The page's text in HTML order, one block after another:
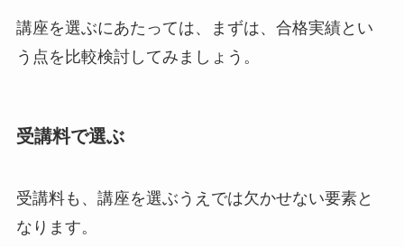
講座を選ぶにあたっては、まずは、合格実績とい
う点を比較検討してみましょう。
受講料で選ぶ
受講料も、講座を選ぶうえでは欠かせない要素と
なります。